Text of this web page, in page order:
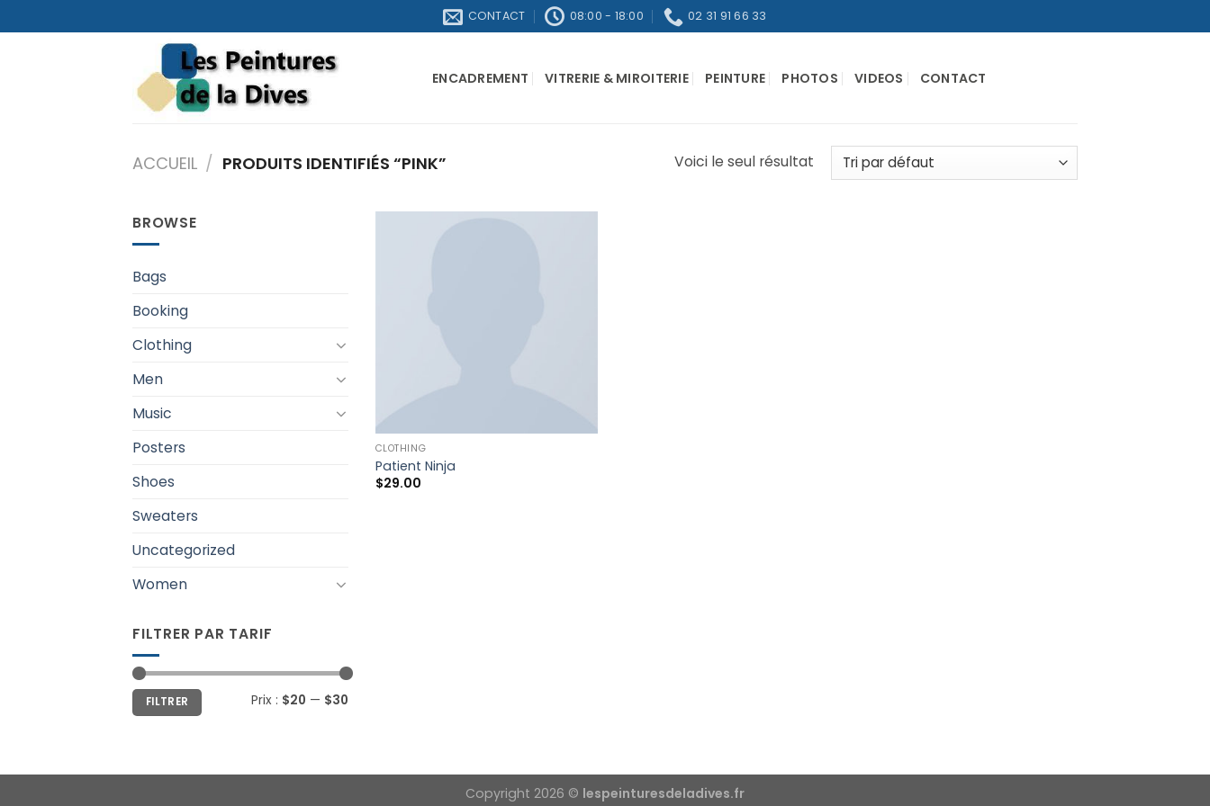
to
CONTACT 08:00 - 18:00 02 31 91 66 33
ENCADREMENT VITRERIE & MIROITERIE PEINTURE PHOTOS VIDEOS CONTACT
ACCUEIL / PRODUITS IDENTIFIÉS “PINK” Voici le seul résultat
BROWSE
Bags
Booking
Clothing
Men
Music
Posters
Shoes
Sweaters
Uncategorized
Women
FILTRER PAR TARIF
FILTRER Prix : $20 — $30
CLOTHING
Patient Ninja
$29.00
Copyright 2026 © lespeinturesdeladives.fr